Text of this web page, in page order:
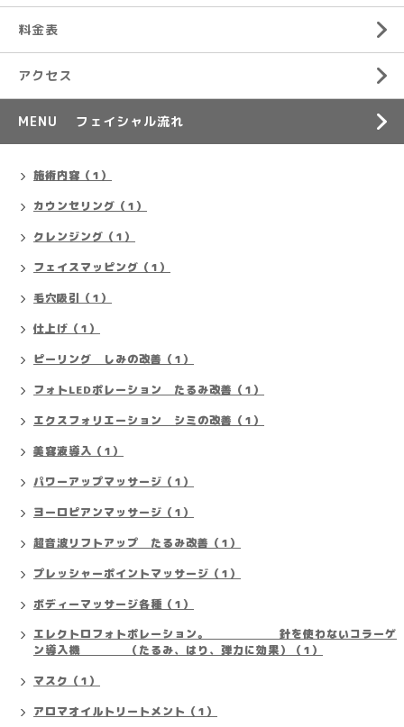
料金表
アクセス
MENU フェイシャル流れ
施術内容（1）
カウンセリング（1）
クレンジング（1）
フェイスマッピング（1）
毛穴吸引（1）
仕上げ（1）
ピーリング しみの改善（1）
フォトLEDポレーション たるみ改善（1）
エクスフォリエーション シミの改善（1）
美容液導入（1）
パワーアップマッサージ（1）
ヨーロピアンマッサージ（1）
超音波リフトアップ たるみ改善（1）
プレッシャーポイントマッサージ（1）
ボディーマッサージ各種（1）
エレクトロフォトポレーション。 針を使わないコラーゲ
ン導入機 （たるみ、はり、弾力に効果）（1）
マスク（1）
アロマオイルトリートメント（1）